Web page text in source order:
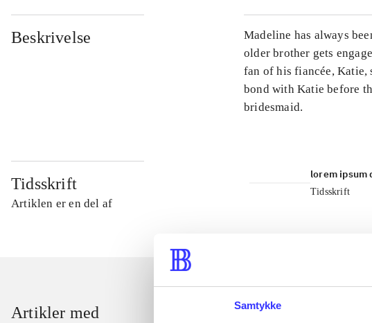
Samtykke
Beskrivelse
Madeline has always
older brother gets
fan of his fiancée, Katie,
bond with Katie before
bridesmaid.
Tidsskrift
Artiklen er en del af
lorem ipsum
Tidsskrift
Artikler med